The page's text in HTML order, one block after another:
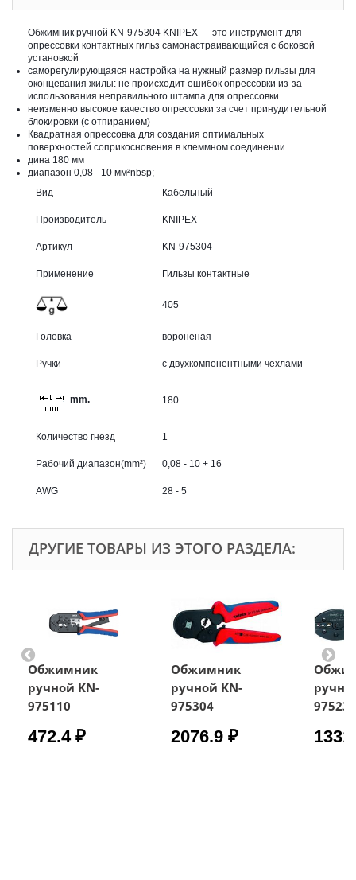
Обжимник ручной KN-975304 KNIPEX — это инструмент для
опрессовки контактных гильз самонастраивающийся с боковой
установкой
саморегулирующаяся настройка на нужный размер гильзы для
оконцевания жилы: не происходит ошибок опрессовки из-за
использования неправильного штампа для опрессовки
неизменно высокое качество опрессовки за счет принудительной
блокировки (с отпиранием)
Квадратная опрессовка для создания оптимальных
поверхностей соприкосновения в клеммном соединении
дина 180 мм
диапазон 0,08 - 10 мм²nbsp;
Вид
Кабельный
Производитель KNIPEX
Артикул KN-975304
Применение Гильзы контактные
405
Головка вороненая
Ручки с двухкомпонентными чехлами
mm. 180
Количество гнезд 1
Рабочий диапазон(mm²) 0,08 - 10 + 16
AWG 28 - 5
ДРУГИЕ ТОВАРЫ ИЗ ЭТОГО РАЗДЕЛА:
Обжимник
ручной KN-
975110
472.4 ₽
Обжимник
ручной KN-
975304
2076.9 ₽
975236